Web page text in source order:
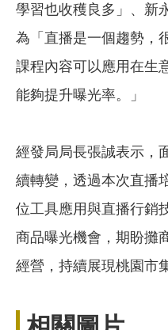
學習也收穫良多」、新
為「直播是一個趨勢，
課程內容可以應用在生
能夠提升曝光率。」
經發局局長張誠表示，
續轉變，透過本次直播
位工具應用與直播行銷
商品曝光機會，期盼攤
經營，持續展現桃園市